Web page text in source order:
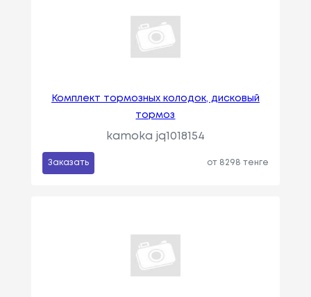
Комплект тормозных колодок, дисковый
тормоз
kamoka jq1018154
Заказать от 8298 тенге